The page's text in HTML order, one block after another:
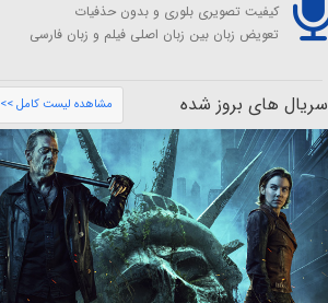
کیفیت تصویری بلوری و بدون حذفیات
تعویض زبان بین زبان اصلی فیلم و زبان فارسی
سریال های بروز شده مشاهده لیست کامل >>